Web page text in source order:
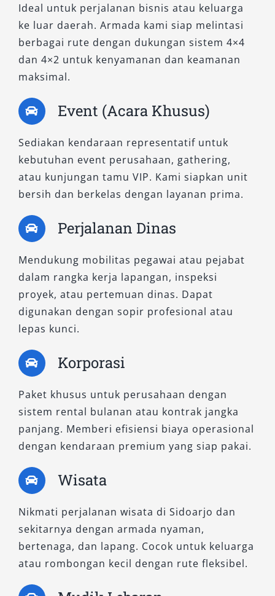
Exceed AT 4×2 menawarkan kenyamanan
standar dengan fitur lengkap. Cocok untuk
penggunaan sehari-hari, seperti perjalanan
keluarga, operasional kantor, atau layanan
Gubeng. Interiornya dirancang ergonomis,
membuat setiap perjalanan terasa
menyenangkan.
2. Dakar AT 4×2
Model ini memberikan keseimbangan antara
tenaga dan efisiensi. Dakar 4×2 sangat cocok
digunakan untuk klien korporat, tamu VIP, atau
kebutuhan harian yang menuntut kenyamanan
lebih. Dilengkapi dengan fitur hiburan dan
keamanan mutakhir, tipe ini menjadi salah satu
pilihan favorit dalam layanan rental Pajero
Sidoarjo kami.
3. Dakar Ultimate AT 4×2
Dirancang untuk pelanggan yang menginginkan
kemewahan tanpa harus memilih sistem 4×4.
Dakar Ultimate 4×2 hadir dengan fitur identik
versi 4×4-nya, namun lebih hemat dalam
perjalanan jauh, event keluarga, atau kegiatan
bisnis di Sidoarjo dan sekitarnya.
Menentukan tipe kendaraan yang tepat adalah
langkah awal menuju pengalaman perjalanan
yang lancar dan menyenangkan. Baik Anda
proyek, liburan bersama keluarga, kegiatan
Ideal untuk perjalanan bisnis atau keluarga
ke luar daerah. Armada kami siap melintasi
berbagai rute dengan dukungan sistem 4×4
dan 4×2 untuk kenyamanan dan keamanan
maksimal.
Event (Acara Khusus)
Sediakan kendaraan representatif untuk
kebutuhan event perusahaan, gathering,
atau kunjungan tamu VIP. Kami siapkan unit
bersih dan berkelas dengan layanan prima.
Perjalanan Dinas
Mendukung mobilitas pegawai atau pejabat
dalam rangka kerja lapangan, inspeksi
proyek, atau pertemuan dinas. Dapat
digunakan dengan sopir profesional atau
lepas kunci.
Korporasi
Paket khusus untuk perusahaan dengan
sistem rental bulanan atau kontrak jangka
panjang. Memberi efisiensi biaya operasional
dengan kendaraan premium yang siap pakai.
Wisata
Nikmati perjalanan wisata di Sidoarjo dan
sekitarnya dengan armada nyaman,
bertenaga, dan lapang. Cocok untuk keluarga
atau rombongan kecil dengan rute fleksibel.